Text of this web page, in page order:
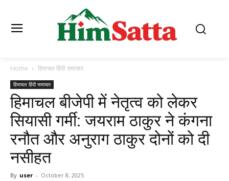
Home हिमाचल हिंदी समाचार
हिमाचल हिंदी समाचार
हिमाचल बीजेपी में नेतृत्व को लेकर
सियासी गर्मी: जयराम ठाकुर ने कंगना
रनौत और अनुराग ठाकुर दोनों को दी
नसीहत
By user - October 8, 2025